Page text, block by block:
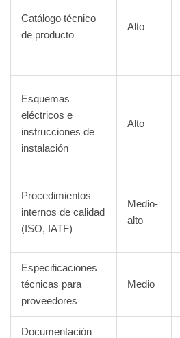
Catálogo técnico
de producto
Alto
Esquemas
eléctricos e
instrucciones de
instalación
Alto
Procedimientos
internos de calidad
(ISO, IATF)
Medio-
alto
Especificaciones
técnicas para
proveedores
Medio
Documentación